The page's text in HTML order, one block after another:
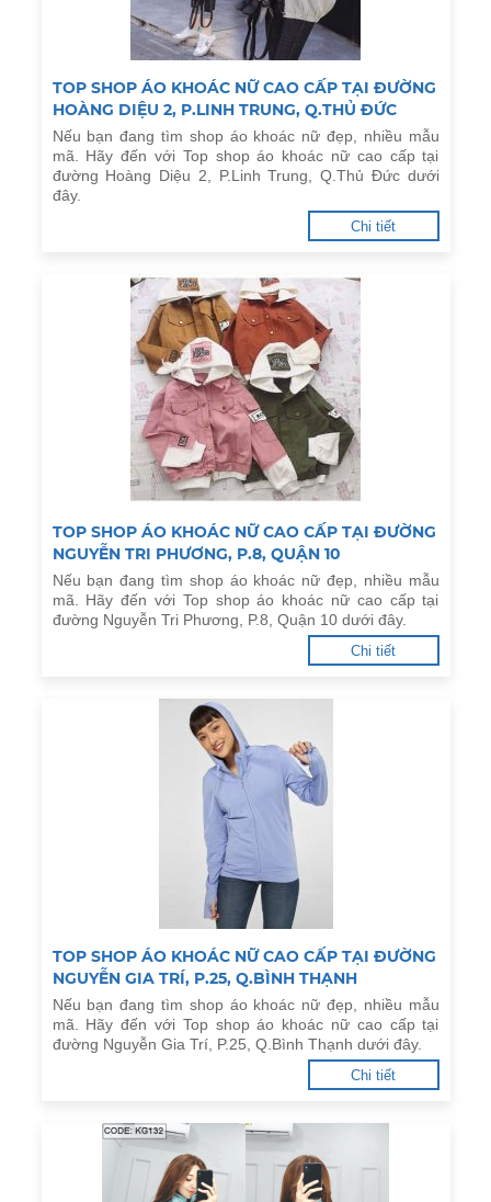
TOP SHOP ÁO KHOÁC NỮ CAO CẤP TẠI ĐƯỜNG
HOÀNG DIỆU 2, P.LINH TRUNG, Q.THỦ ĐỨC
Nếu bạn đang tìm shop áo khoác nữ đẹp, nhiều mẫu
mã. Hãy đến với Top shop áo khoác nữ cao cấp tại
đường Hoàng Diệu 2, P.Linh Trung, Q.Thủ Đức dưới
đây.
Chi tiết
TOP SHOP ÁO KHOÁC NỮ CAO CẤP TẠI ĐƯỜNG
NGUYỄN TRI PHƯƠNG, P.8, QUẬN 10
Nếu bạn đang tìm shop áo khoác nữ đẹp, nhiều mẫu
mã. Hãy đến với Top shop áo khoác nữ cao cấp tại
đường Nguyễn Tri Phương, P.8, Quận 10 dưới đây.
Chi tiết
TOP SHOP ÁO KHOÁC NỮ CAO CẤP TẠI ĐƯỜNG
NGUYỄN GIA TRÍ, P.25, Q.BÌNH THẠNH
Nếu bạn đang tìm shop áo khoác nữ đẹp, nhiều mẫu
mã. Hãy đến với Top shop áo khoác nữ cao cấp tại
đường Nguyễn Gia Trí, P.25, Q.Bình Thạnh dưới đây.
Chi tiết